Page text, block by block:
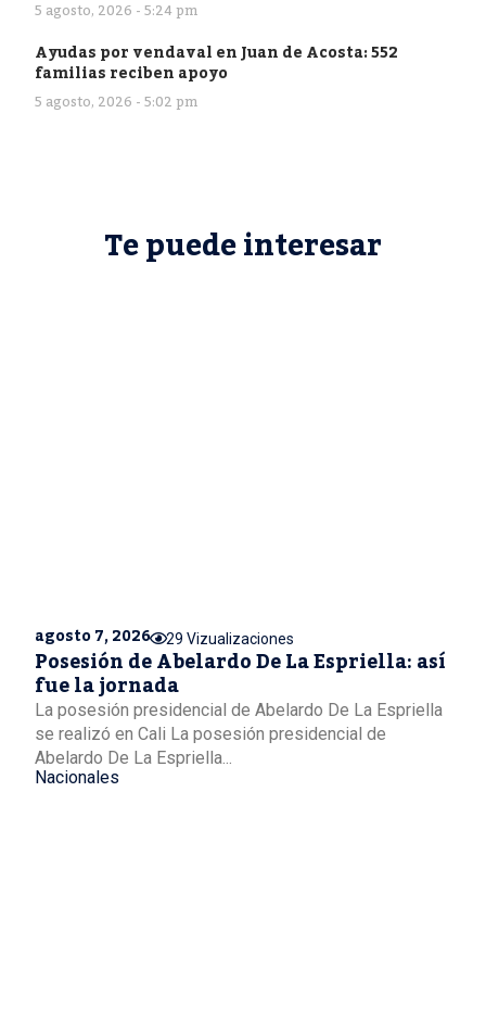
5 agosto, 2026 - 5:24 pm
Ayudas por vendaval en Juan de Acosta: 552
familias reciben apoyo
5 agosto, 2026 - 5:02 pm
Te puede interesar
agosto 7, 2026 29 Vizualizaciones
Posesión de Abelardo De La Espriella: así
fue la jornada
La posesión presidencial de Abelardo De La Espriella
se realizó en Cali La posesión presidencial de
Abelardo De La Espriella...
Nacionales